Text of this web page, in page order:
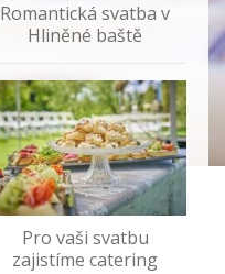
Romantická svatba v
Hliněné baště
Pro vaši svatbu
zajistíme catering